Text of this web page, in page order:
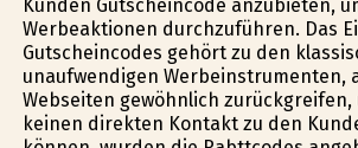
Kunden Gutscheincode anzubieten,
Werbeaktionen durchzuführen. Das
Gutscheincodes gehört zu den
unaufwendigen Werbeinstrumenten,
Webseiten gewöhnlich zurückgreifen,
keinen direkten Kontakt zu den